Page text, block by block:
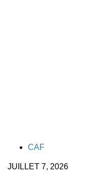
TAGSCAF
JUILLET 7, 2026